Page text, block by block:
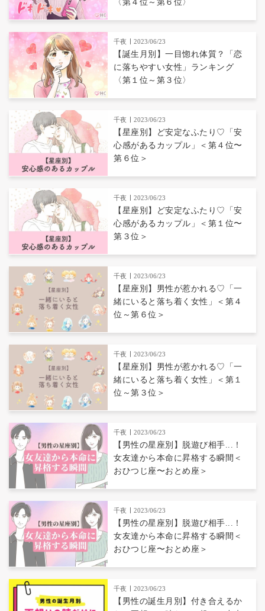
〈第４位～第６位〉
千夜 2023/06/23
【誕生月別】一目惚れ体質？「恋
に落ちやすい女性」ランキング
〈第１位～第３位〉
千夜 2023/06/23
【星座別】ど安定なふたり♡「安
心感があるカップル」＜第４位〜
第６位＞
千夜 2023/06/23
【星座別】ど安定なふたり♡「安
心感があるカップル」＜第１位〜
第３位＞
千夜 2023/06/23
【星座別】男性が惹かれる♡「一
緒にいると落ち着く女性」＜第４
位～第６位＞
千夜 2023/06/23
【星座別】男性が惹かれる♡「一
緒にいると落ち着く女性」＜第１
位～第３位＞
千夜 2023/06/23
【男性の星座別】脱遊び相手...！
女友達から本命に昇格する瞬間＜
おひつじ座〜おとめ座＞
千夜 2023/06/23
【男性の星座別】脱遊び相手...！
女友達から本命に昇格する瞬間＜
おひつじ座〜おとめ座＞
千夜 2023/06/23
【男性の誕生月別】付き合えるか